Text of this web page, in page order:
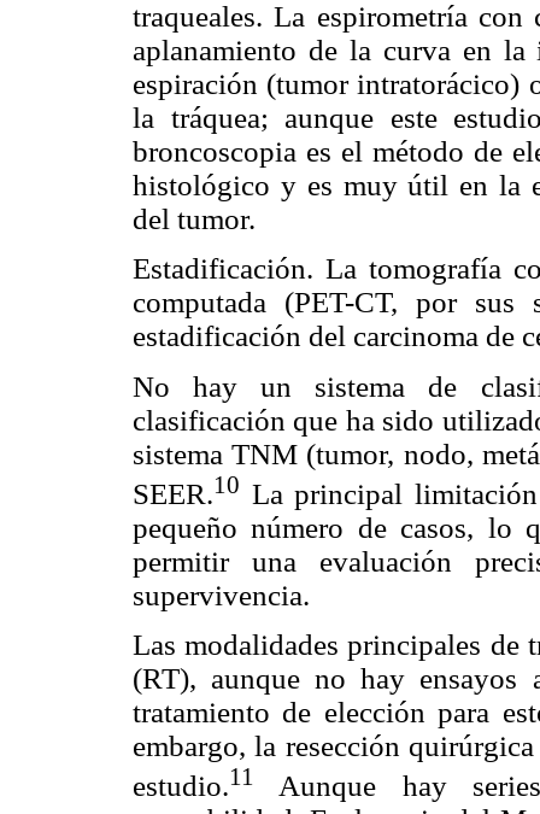
traqueales. La espirometría
aplanamiento de la curva en
espiración (tumor intratorácico)
la tráquea; aunque este
broncoscopia es el método de
histológico y es muy útil en la
del tumor.
Estadificación. La tomografía
computada (PET-CT, por
estadificación del carcinoma de
No hay un sistema de
clasificación que ha sido
sistema TNM (tumor, nodo,
SEER.10 La principal
pequeño número de casos, lo
permitir una evaluación
supervivencia.
Las modalidades principales de
(RT), aunque no hay ensayos
tratamiento de elección para
embargo, la resección
estudio.11
Aunque hay